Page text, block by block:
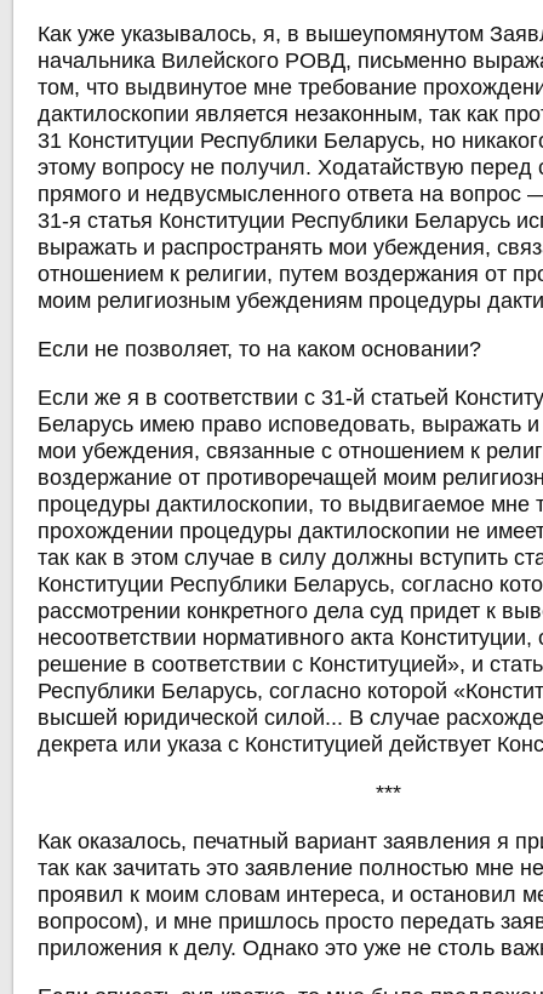
Как уже указывалось, я, в вышеупомянутом
начальника Вилейского РОВД, письменно
том, что выдвинутое мне требование
дактилоскопии является незаконным, так как
31 Конституции Республики Беларусь, но
этому вопросу не получил. Ходатайствую перед
прямого и недвусмысленного ответа на вопрос
31-я статья Конституции Республики Беларусь
выражать и распространять мои убеждения,
отношением к религии, путем воздержания от
моим религиозным убеждениям процедуры
Если не позволяет, то на каком основании?
Если же я в соответствии с 31-й статьей
Беларусь имею право исповедовать, выражать и
мои убеждения, связанные с отношением к
воздержание от противоречащей моим
процедуры дактилоскопии, то выдвигаемое мне
прохождении процедуры дактилоскопии не
так как в этом случае в силу должны вступить
Конституции Республики Беларусь, согласно
рассмотрении конкретного дела суд придет к
несоответствии нормативного акта
решение в соответствии с Конституцией», и
Республики Беларусь, согласно которой
высшей юридической силой... В случае
декрета или указа с Конституцией действует
***
Как оказалось, печатный вариант заявления я
так как зачитать это заявление полностью мне
проявил к моим словам интереса, и остановил
вопросом), и мне пришлось просто передать
приложения к делу. Однако это уже не столь